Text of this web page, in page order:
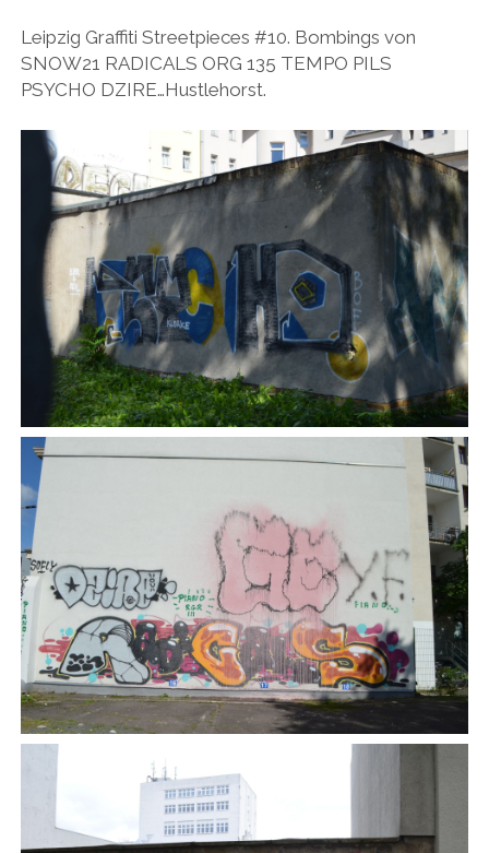
WANDERTAG LEIPZIG
WANDERTAG ROSTOCK
BELGRAD
Leipzig Graffiti Streetpieces #10. Bombings von
SNOW21 RADICALS ORG 135 TEMPO PILS
PSYCHO DZIRE…Hustlehorst.